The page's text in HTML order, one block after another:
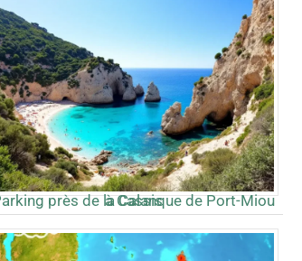
Parking près de la Calanque de Port-Miou à Cassis